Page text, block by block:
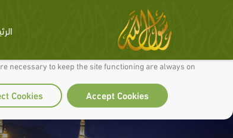
site work well for you and so we can continually improve it.
necessary to keep the site functioning are always on
Accept Cookies
Cookies